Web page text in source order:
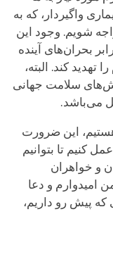
واگیردار، که به
شویم. وجود این
بحران‌های آینده
کند. البته،
سلامت جهانی
می‌باشد.
هستیم، این ضرورت
کنیم تا بتوانیم
و خواهران
امیدوارم و دعا
که پیش رو داریم،